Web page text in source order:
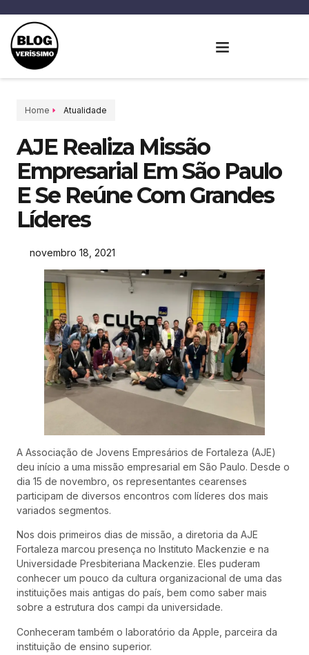
Home Atualidade
AJE Realiza Missão
Empresarial Em São Paulo
E Se Reúne Com Grandes
Líderes
novembro 18, 2021
A Associação de Jovens Empresários de Fortaleza (AJE)
deu início a uma missão empresarial em São Paulo. Desde o
dia 15 de novembro, os representantes cearenses
participam de diversos encontros com líderes dos mais
variados segmentos.
Nos dois primeiros dias de missão, a diretoria da AJE
Fortaleza marcou presença no Instituto Mackenzie e na
Universidade Presbiteriana Mackenzie. Eles puderam
conhecer um pouco da cultura organizacional de uma das
instituições mais antigas do país, bem como saber mais
sobre a estrutura dos campi da universidade.
Conheceram também o laboratório da Apple, parceira da
instituição de ensino superior.